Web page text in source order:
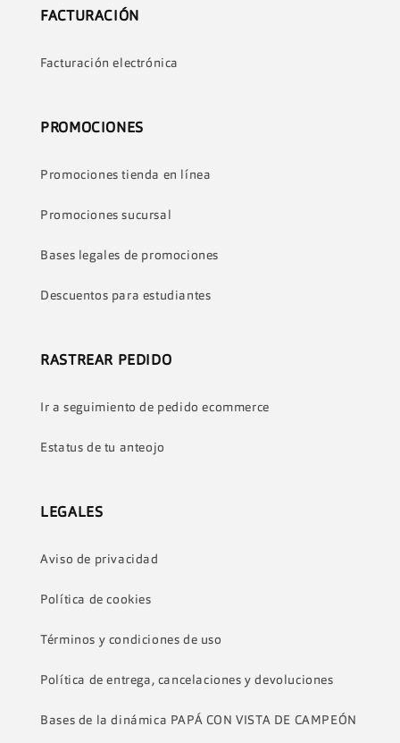
ó
FACTURACIÓN
Facturación electrónica
PROMOCIONES
Promociones tienda en línea
Promociones sucursal
Bases legales de promociones
Descuentos para estudiantes
RASTREAR PEDIDO
Ir a seguimiento de pedido ecommerce
Estatus de tu anteojo
LEGALES
Aviso de privacidad
Política de cookies
Términos y condiciones de uso
Política de entrega, cancelaciones y devoluciones
Bases de la dinámica PAPÁ CON VISTA DE CAMPEÓN